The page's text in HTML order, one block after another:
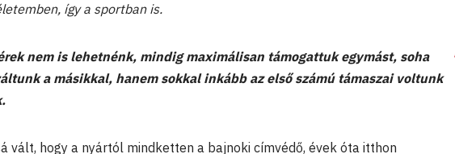
így a sportban is.
nem is lehetnénk, mindig maximálisan támogattuk egymást, soha
a másikkal, hanem sokkal inkább az első számú támaszai voltunk
vált, hogy a nyártól mindketten a bajnoki címvédő, évek óta itthon